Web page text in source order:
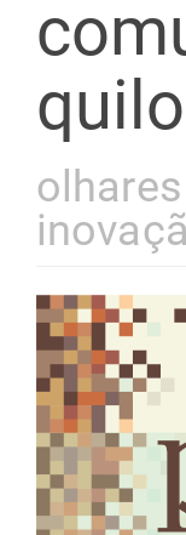
Barra
lateral
de